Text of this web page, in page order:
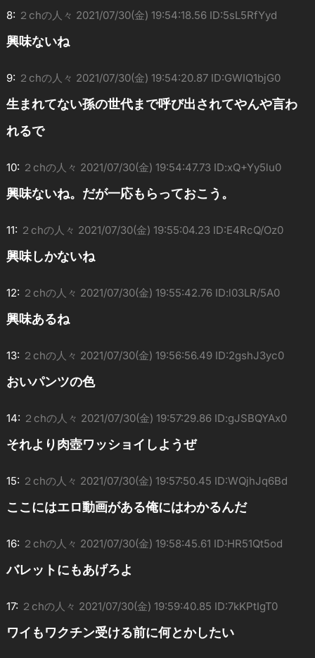
8: ２chの人々 2021/07/30(金) 19:54:18.56 ID:5sL5RfYyd
興味ないね
9: ２chの人々 2021/07/30(金) 19:54:20.87 ID:GWIQ1bjG0
生まれてない孫の世代まで呼び出されてやんや言わ
れるで
10: ２chの人々 2021/07/30(金) 19:54:47.73 ID:xQ+Yy5lu0
興味ないね。だが一応もらっておこう。
11: ２chの人々 2021/07/30(金) 19:55:04.23 ID:E4RcQ/Oz0
興味しかないね
12: ２chの人々 2021/07/30(金) 19:55:42.76 ID:l03LR/5A0
興味あるね
13: ２chの人々 2021/07/30(金) 19:56:56.49 ID:2gshJ3yc0
おいパンツの色
14: ２chの人々 2021/07/30(金) 19:57:29.86 ID:gJSBQYAx0
それより肉壺ワッショイしようぜ
15: ２chの人々 2021/07/30(金) 19:57:50.45 ID:WQjhJq6Bd
ここにはエロ動画がある俺にはわかるんだ
16: ２chの人々 2021/07/30(金) 19:58:45.61 ID:HR51Qt5od
バレットにもあげろよ
17: ２chの人々 2021/07/30(金) 19:59:40.85 ID:7kKPtIgT0
ワイもワクチン受ける前に何とかしたい